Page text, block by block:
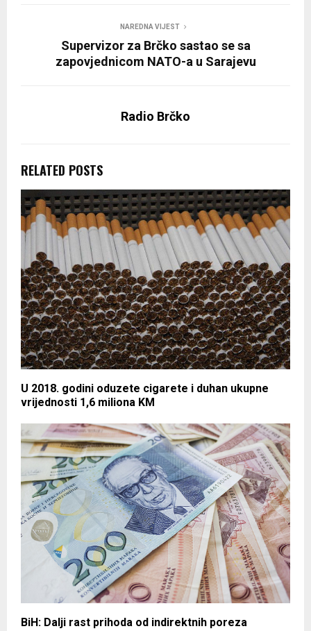
NAREDNA VIJEST
Supervizor za Brčko sastao se sa
zapovjednicom NATO-a u Sarajevu
Radio Brčko
RELATED POSTS
U 2018. godini oduzete cigarete i duhan ukupne
vrijednosti 1,6 miliona KM
BiH: Dalji rast prihoda od indirektnih poreza